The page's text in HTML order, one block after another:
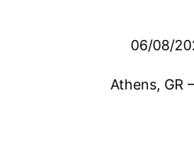
06/08/
Athens, GR –